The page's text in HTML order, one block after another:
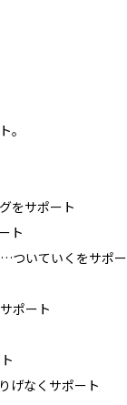
。
をサポート
ト
ついていくをサポー
ポート
げなくサポート